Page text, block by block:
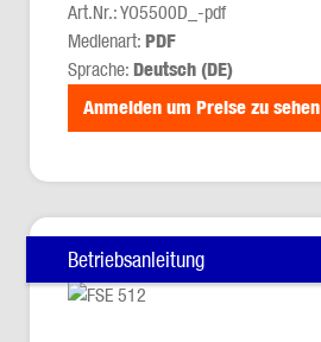
Art.Nr.: YO5500D_-pdf
Medienart: PDF
Sprache: Deutsch (DE)
Anmelden um Preise zu sehen
Betriebsanleitung